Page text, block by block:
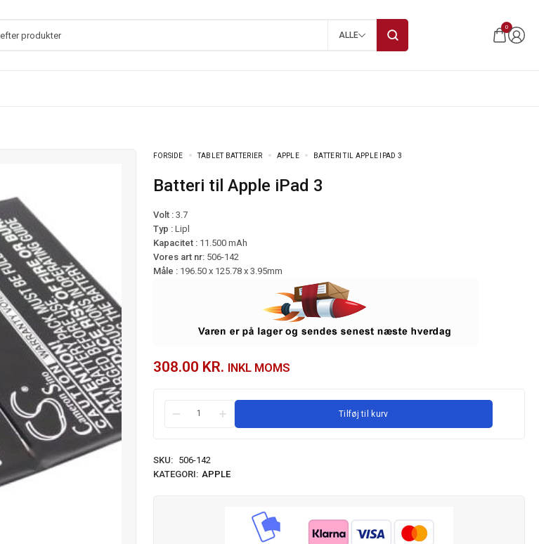
ALLE
0
FORSIDE TABLET BATTERIER APPLE BATTERI TIL APPLE IPAD 3
Batteri til Apple iPad 3
Volt :3.7
Typ : Lipl
Kapacitet : 11.500 mAh
Vores art nr: 506-142
Måle : 196.50 x 125.78 x 3.95mm
308.00 KR. INKL MOMS
Tilføj til kurv
SKU:
506-142
KATEGORI: APPLE